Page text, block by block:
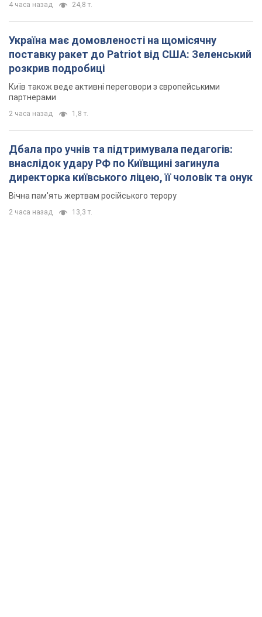
4 часа назад 24,8 т.
Україна має домовленості на щомісячну
поставку ракет до Patriot від США: Зеленський
розкрив подробиці
Київ також веде активні переговори з європейськими
партнерами
2 часа назад 1,8 т.
Дбала про учнів та підтримувала педагогів:
внаслідок удару РФ по Київщині загинула
директорка київського ліцею, її чоловік та онук
Вічна пам'ять жертвам російського терору
2 часа назад 13,3 т.